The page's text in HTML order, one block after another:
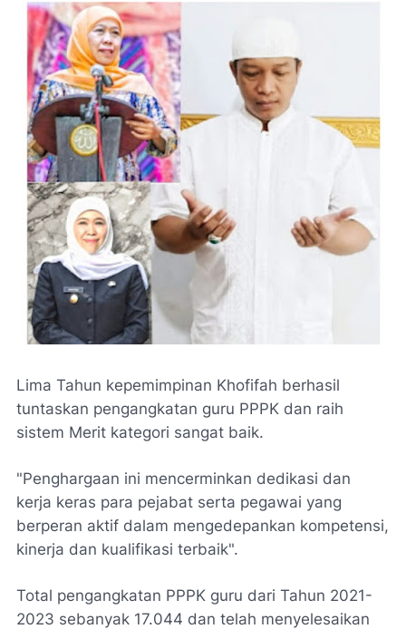
Lima Tahun kepemimpinan Khofifah berhasil
tuntaskan pengangkatan guru PPPK dan raih
sistem Merit kategori sangat baik.
"Penghargaan ini mencerminkan dedikasi dan
kerja keras para pejabat serta pegawai yang
berperan aktif dalam mengedepankan kompetensi,
kinerja dan kualifikasi terbaik".
Total pengangkatan PPPK guru dari Tahun 2021-
2023 sebanyak 17.044 dan telah menyelesaikan